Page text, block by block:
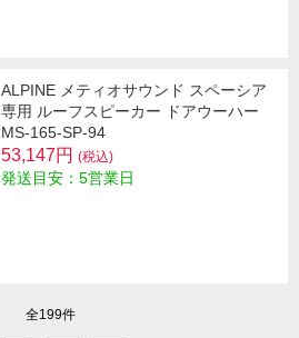
ALPINE メティオサウンド スペーシア
専用 ルーフスピーカー ドアウーハー
MS-165-SP-94
53,147円 (税込)
発送目安：5営業日
全199件